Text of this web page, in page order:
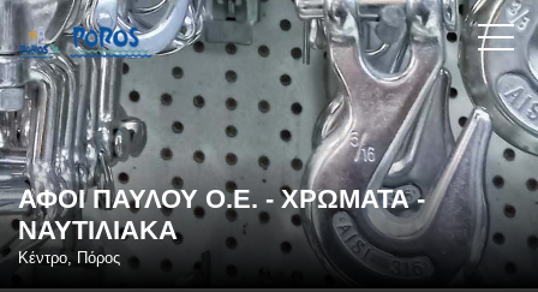
ΑΦΟΊ ΠΑΎΛΟΥ Ο.Ε. - ΧΡΏΜΑΤΑ -
ΝΑΥΤΙΛΙΑΚΆ
Κέντρο, Πόρος